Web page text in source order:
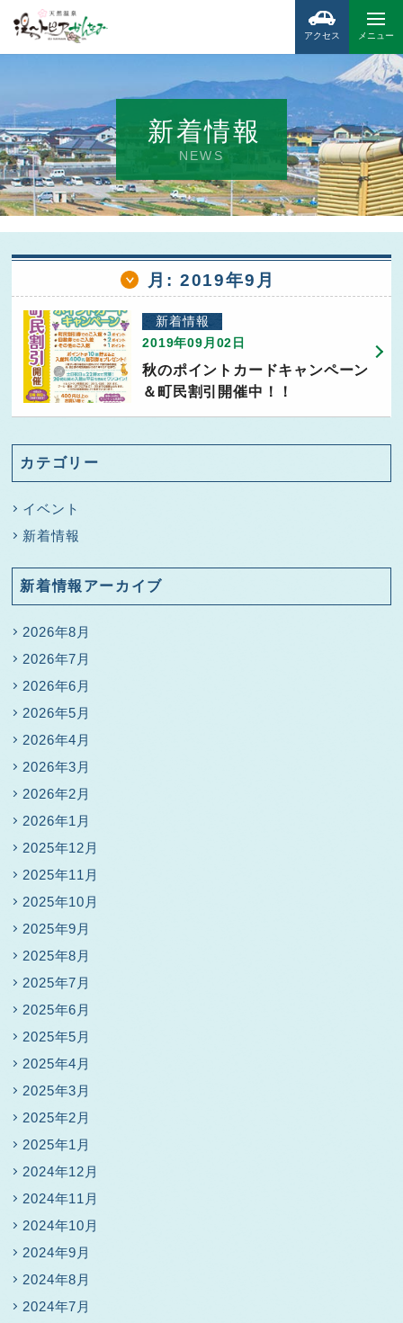
メニュー
アクセス
新着情報
NEWS
月: 2019年9月
新着情報
2019年09月02日
秋のポイントカードキャンペーン
＆町民割引開催中！！
カテゴリー
イベント
新着情報
新着情報アーカイブ
2026年8月
2026年7月
2026年6月
2026年5月
2026年4月
2026年3月
2026年2月
2026年1月
2025年12月
2025年11月
2025年10月
2025年9月
2025年8月
2025年7月
2025年6月
2025年5月
2025年4月
2025年3月
2025年2月
2025年1月
2024年12月
2024年11月
2024年10月
2024年9月
2024年8月
2024年7月